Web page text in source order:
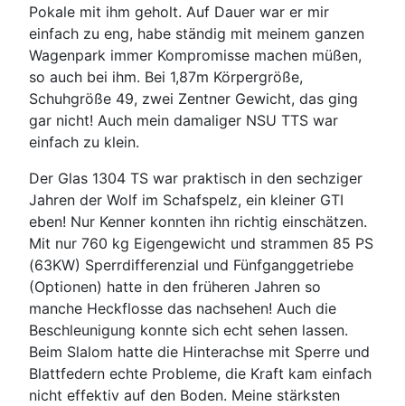
Pokale mit ihm geholt. Auf Dauer war er mir
einfach zu eng, habe ständig mit meinem ganzen
Wagenpark immer Kompromisse machen müßen,
so auch bei ihm. Bei 1,87m Körpergröße,
Schuhgröße 49, zwei Zentner Gewicht, das ging
gar nicht! Auch mein damaliger NSU TTS war
einfach zu klein.
Der Glas 1304 TS war praktisch in den sechziger
Jahren der Wolf im Schafspelz, ein kleiner GTI
eben! Nur Kenner konnten ihn richtig einschätzen.
Mit nur 760 kg Eigengewicht und strammen 85 PS
(63KW) Sperrdifferenzial und Fünfganggetriebe
(Optionen) hatte in den früheren Jahren so
manche Heckflosse das nachsehen! Auch die
Beschleunigung konnte sich echt sehen lassen.
Beim Slalom hatte die Hinterachse mit Sperre und
Blattfedern echte Probleme, die Kraft kam einfach
nicht effektiv auf den Boden. Meine stärksten